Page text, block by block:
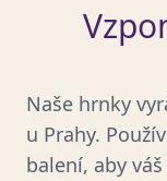
Naše hrnky
u Prahy.
balení, aby